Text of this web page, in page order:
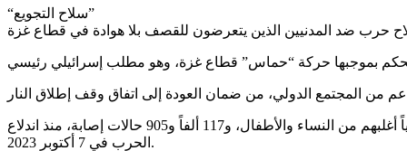
“سلاح التجويع”
وكانت وزارة الصحة الفلسطينية أعلنت، في وقت سابق الثلاثاء، ارتفاع عدد ضحايا الحرب الإسرائيلية على غزة، إلى 52 ألفاً و365 فلسطينياً أغلبهم من النساء والأطفال، و117 ألفاً و905 حالات إصابة، منذ اندلاع
الحرب في 7 أكتوبر 2023.